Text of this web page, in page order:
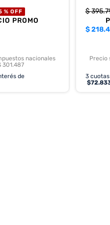
% OFF
PROMO
nacionales
301.487
de
$395.
$
Precio
3cuotas
$